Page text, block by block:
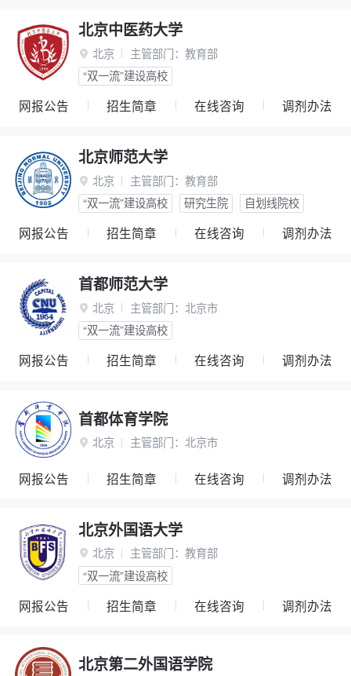
北京中医药大学
 北京 主管部门： 教育部
“双一流”建设高校
网报公告 招生简章 在线咨询 调剂办法
北京师范大学
 北京 主管部门： 教育部
“双一流”建设高校
研究生院 自划线院校
网报公告 招生简章 在线咨询 调剂办法
首都师范大学
 北京 主管部门： 北京市
“双一流”建设高校
网报公告 招生简章 在线咨询 调剂办法
首都体育学院
 北京 主管部门： 北京市
网报公告 招生简章 在线咨询 调剂办法
北京外国语大学
 北京 主管部门： 教育部
“双一流”建设高校
网报公告 招生简章 在线咨询 调剂办法
北京第二外国语学院